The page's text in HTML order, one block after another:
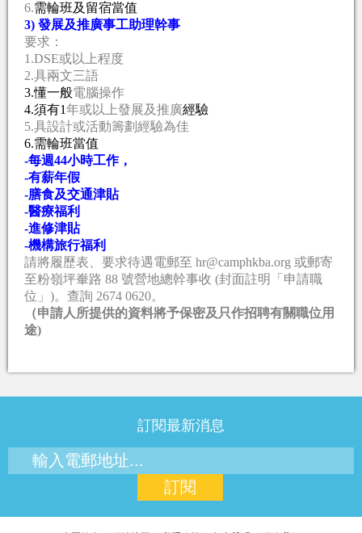
6.需輪班及 留宿當值
3) 發展及推廣事工助理幹事
要求：
1.DSE或以上程度
2.具兩文三語
3.懂一般電腦操作
4.須有1年或以上發展及推廣經驗
5.具設計或活動籌劃經驗為佳
6.需輪班當值
-每週44小時工作，
-有薪年假
-膳食及交通津貼
-醫療福利
-進修津貼
-機構旅行福利
請將履歷表、要求待遇電郵至 hr@camphkba.org 或郵寄
至粉嶺坪輋路 88 號營地總幹事收 (封面註明「申請職
位」)。查詢 2674 0620。
（申請人所提供的資料將予保密及只作招聘有關職位用
途)
訂閱最新消息